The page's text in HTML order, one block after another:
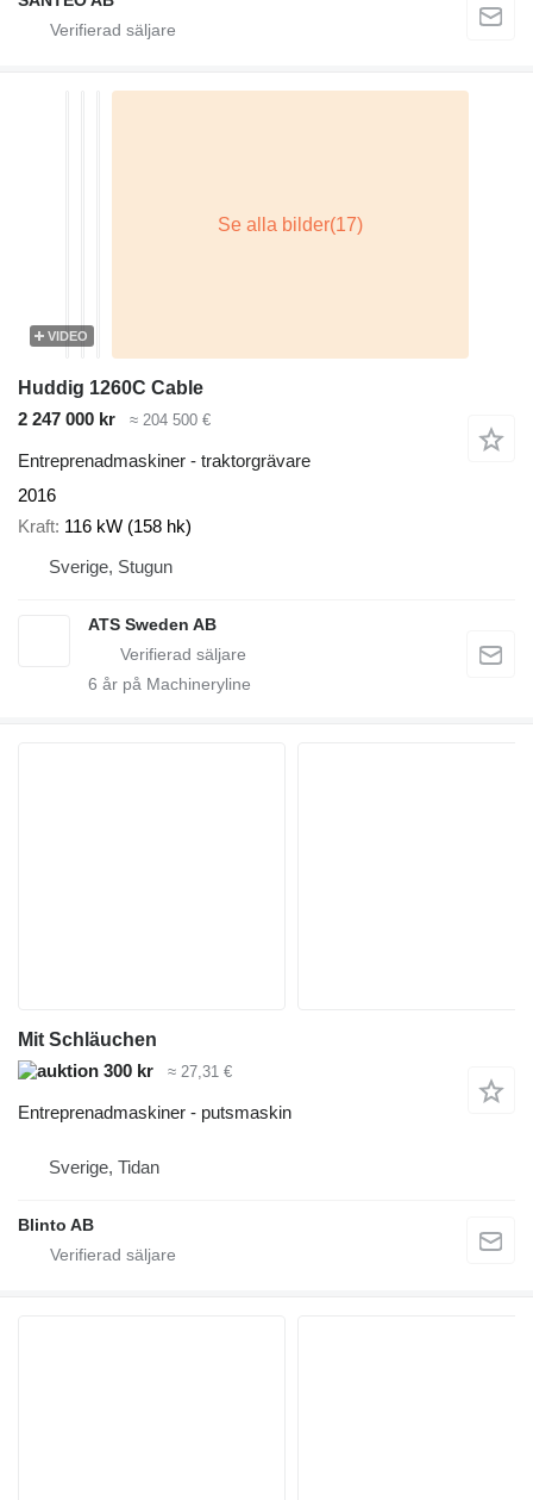
VIDEO
Huddig 1260C Cable
2 247 000 kr
≈ 204 500 €
Entreprenadmaskiner - traktorgrävare
2016
Kraft 116 kW (158 hk)
Sverige, Stugun
ATS Sweden AB
6 år på Machineryline
Mit Schläuchen
300 kr
≈ 27,31 €
Entreprenadmaskiner - putsmaskin
Sverige, Tidan
Blinto AB